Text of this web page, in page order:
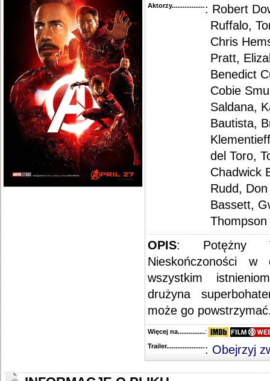
Aktorzy...........................................
: Robert
Ruffalo,
Chris
Pratt,
Benedict
Cobie
Saldana,
Bautista,
del Toro,
Chadwick
Rudd,
Bassett,
Thompson
OPIS: Potężny
Nieskończoności
wszystkim
drużyna
może go
Więcej na........................................
:
Trailer...........................................
: Obejrzyj